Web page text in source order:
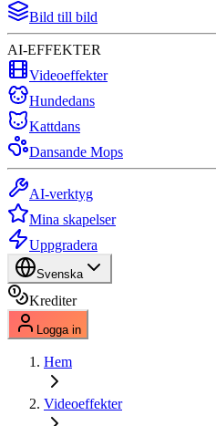
Bild till bild
AI-EFFEKTER
Videoeffekter
Hundedans
Kattdans
Dansande Mops
AI-verktyg
Mina skapelser
Uppgradera
Svenska
Krediter
Logga in
Hem
Videoeffekter